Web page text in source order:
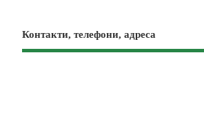
Контакти, телефони, адреса